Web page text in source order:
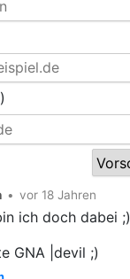
• vor 18 Jahren
ich doch dabei ;)
GNA |devil ;)